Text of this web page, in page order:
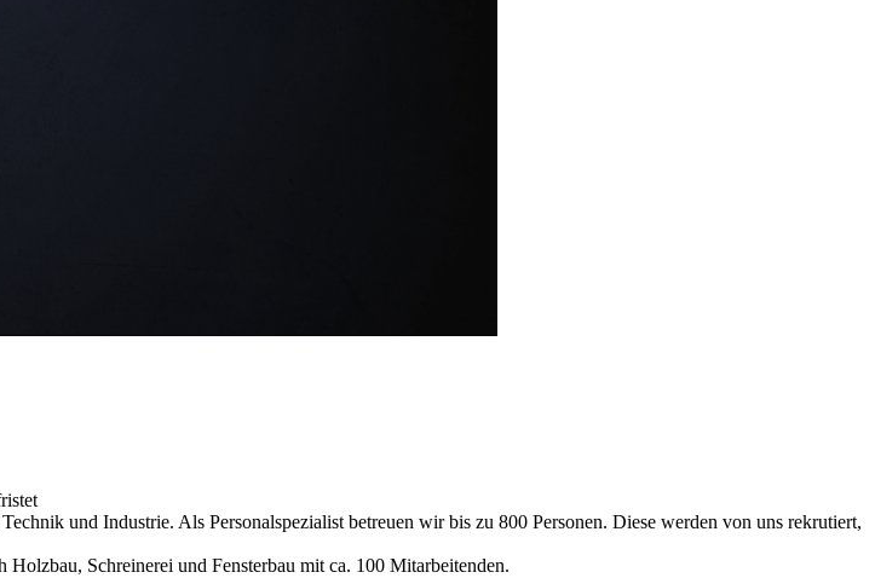
und Industrie. Als Personalspezialist betreuen wir bis zu 800 Personen. Diese werden von uns rekrutiert,
Schreinerei und Fensterbau mit ca. 100 Mitarbeitenden.